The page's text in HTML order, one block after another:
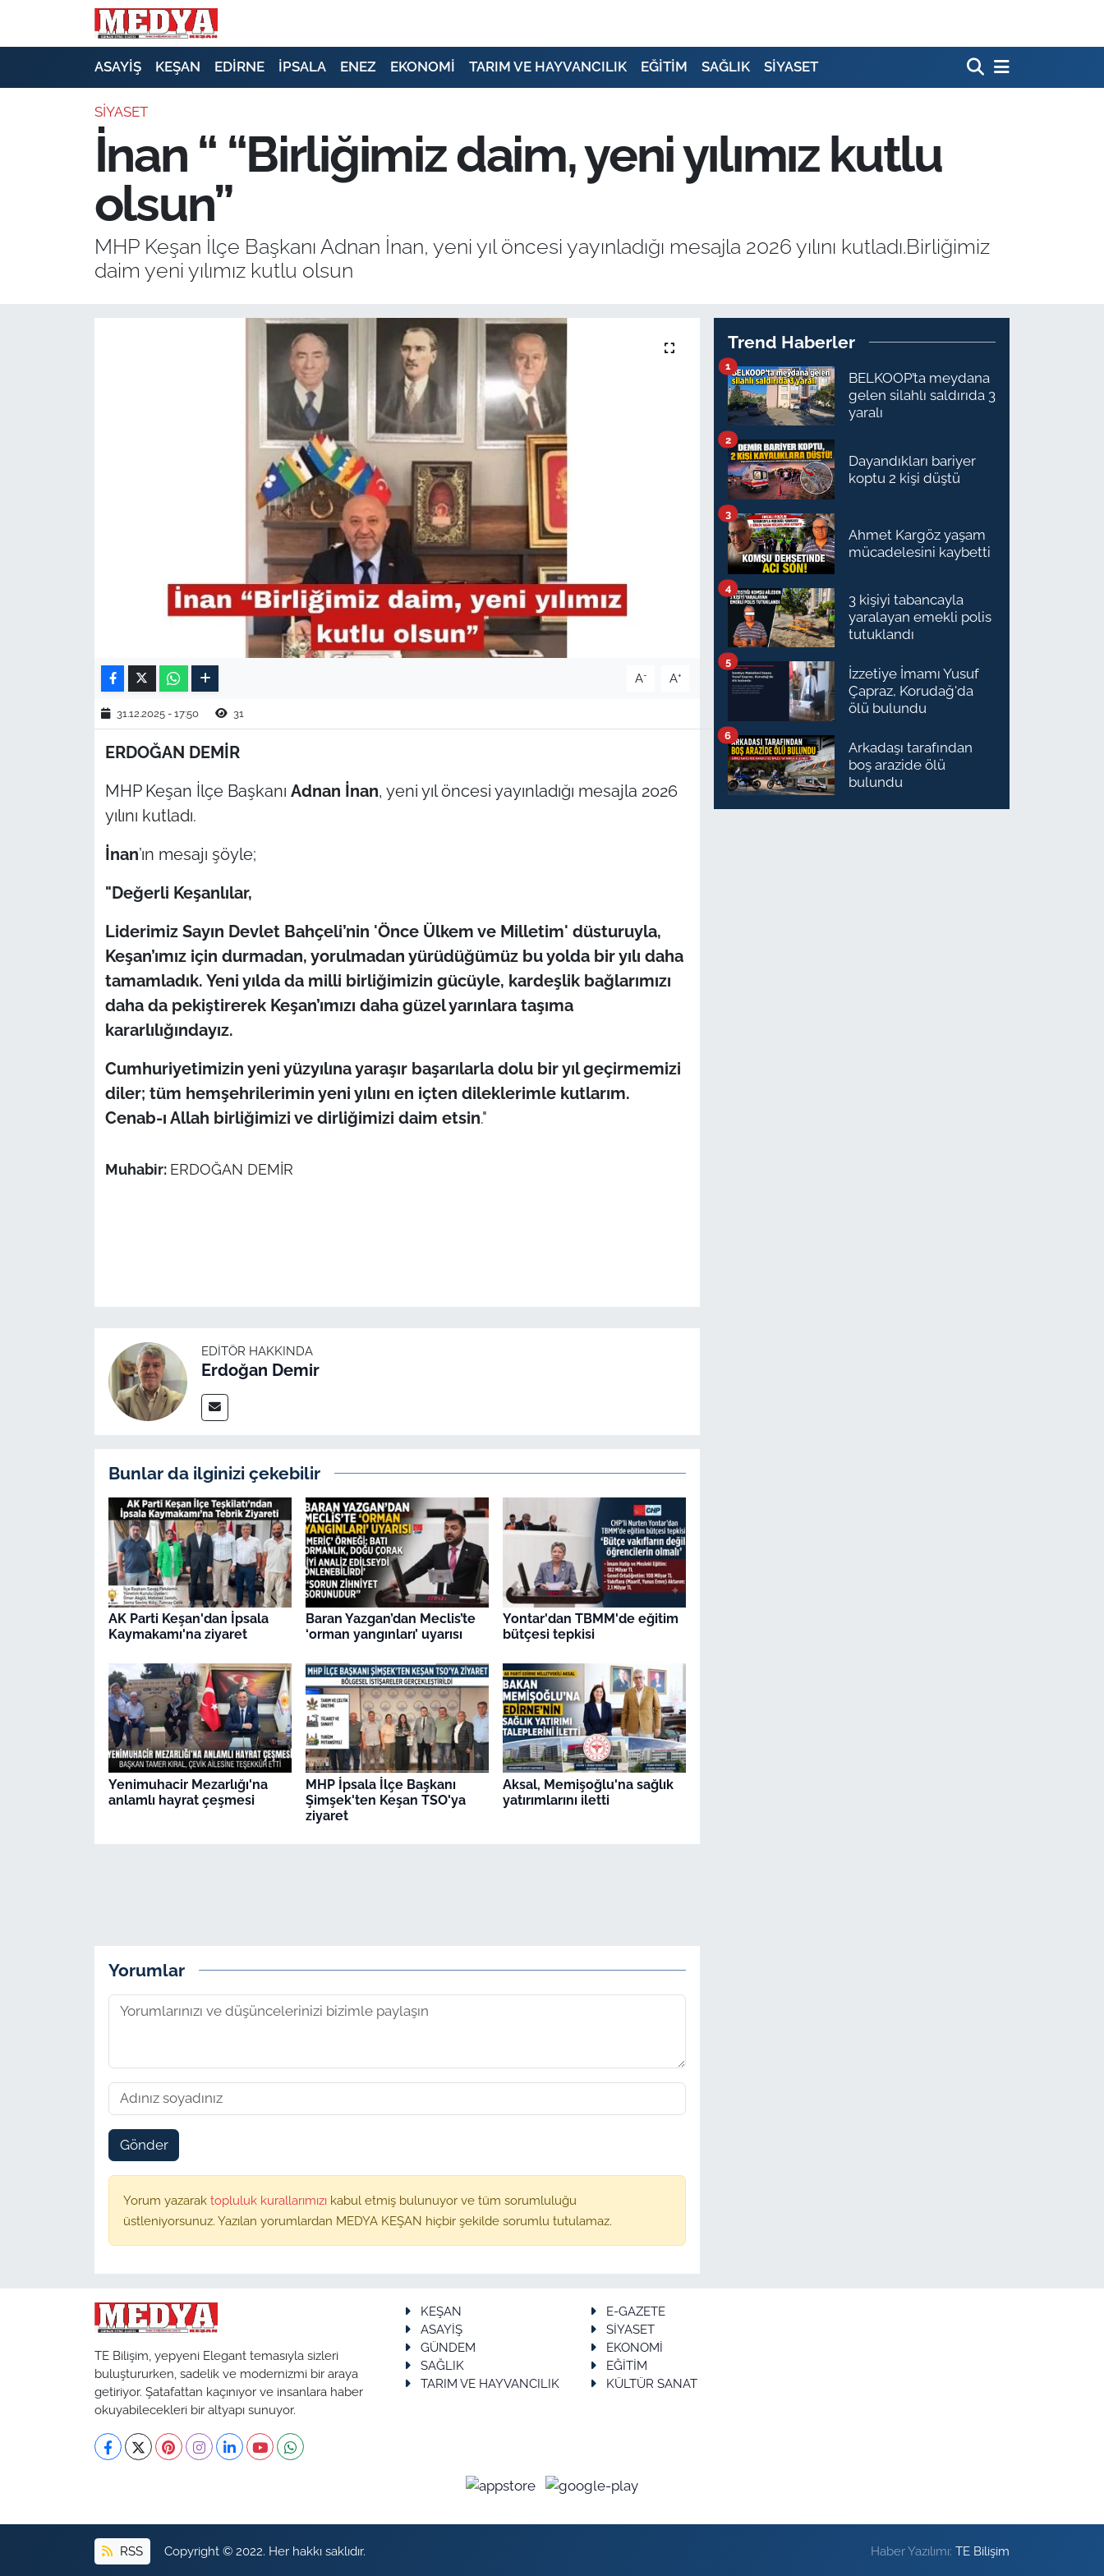
ASAYİŞ KEŞAN EDİRNE İPSALA ENEZ EKONOMİ TARIM VE HAYVANCILIK EĞİTİM SAĞLIK SİYASET
SİYASET
İnan “ “Birliğimiz daim, yeni yılımız kutlu
olsun”
MHP Keşan İlçe Başkanı Adnan İnan, yeni yıl öncesi yayınladığı mesajla 2026 yılını kutladı.Birliğimiz
daim yeni yılımız kutlu olsun
A- A+
31.12.2025 - 17:50 31
​ERDOĞAN DEMİR
MHP Keşan İlçe Başkanı Adnan İnan, yeni yıl öncesi yayınladığı mesajla 2026
yılını kutladı.
İnan’ın mesajı şöyle;
"Değerli Keşanlılar,
​Liderimiz Sayın Devlet Bahçeli’nin 'Önce Ülkem ve Milletim' düsturuyla,
Keşan’ımız için durmadan, yorulmadan yürüdüğümüz bu yolda bir yılı daha
tamamladık. Yeni yılda da milli birliğimizin gücüyle, kardeşlik bağlarımızı
daha da pekiştirerek Keşan’ımızı daha güzel yarınlara taşıma
kararlılığındayız.
​Cumhuriyetimizin yeni yüzyılına yaraşır başarılarla dolu bir yıl geçirmemizi
diler; tüm hemşehrilerimin yeni yılını en içten dileklerimle kutlarım.
Cenab-ı Allah birliğimizi ve dirliğimizi daim etsin."
Muhabir: ERDOĞAN DEMİR
EDITÖR HAKKINDA
Erdoğan Demir
Bunlar da ilginizi çekebilir
AK Parti Keşan'dan İpsala
Kaymakamı'na ziyaret
Baran Yazgan’dan Meclis’te
‘orman yangınları’ uyarısı
Yontar'dan TBMM'de eğitim
bütçesi tepkisi
Yenimuhacir Mezarlığı'na
anlamlı hayrat çeşmesi
MHP İpsala İlçe Başkanı
Şimşek'ten Keşan TSO'ya
ziyaret
Aksal, Memişoğlu'na sağlık
yatırımlarını iletti
Yorumlar
Gönder
Yorum yazarak topluluk kurallarımızı kabul etmiş bulunuyor ve tüm sorumluluğu
üstleniyorsunuz. Yazılan yorumlardan MEDYA KEŞAN hiçbir şekilde sorumlu tutulamaz.
Trend Haberler
BELKOOP’ta meydana
gelen silahlı saldırıda 3
yaralı
1
Dayandıkları bariyer
koptu 2 kişi düştü
2
Ahmet Kargöz yaşam
mücadelesini kaybetti
3
3 kişiyi tabancayla
yaralayan emekli polis
tutuklandı
4
İzzetiye İmamı Yusuf
Çapraz, Korudağ'da
ölü bulundu
5
Arkadaşı tarafından
boş arazide ölü
bulundu
6
TE Bilişim, yepyeni Elegant temasıyla sizleri
buluştururken, sadelik ve modernizmi bir araya
getiriyor. Şatafattan kaçınıyor ve insanlara haber
okuyabilecekleri bir altyapı sunuyor.
KEŞAN
E-GAZETE
ASAYİŞ
SİYASET
GÜNDEM
EKONOMİ
SAĞLIK
EĞİTİM
TARIM VE HAYVANCILIK
KÜLTÜR SANAT
RSS Copyright © 2022. Her hakkı saklıdır. Haber Yazılımı:TE Bilişim
E-GAZETE
EKONOMİ
KIRKLARELİ
ÇANAKKALE
Flaş Haber
Dış Haberler
İş Dünyası
Gündem-Eğitim